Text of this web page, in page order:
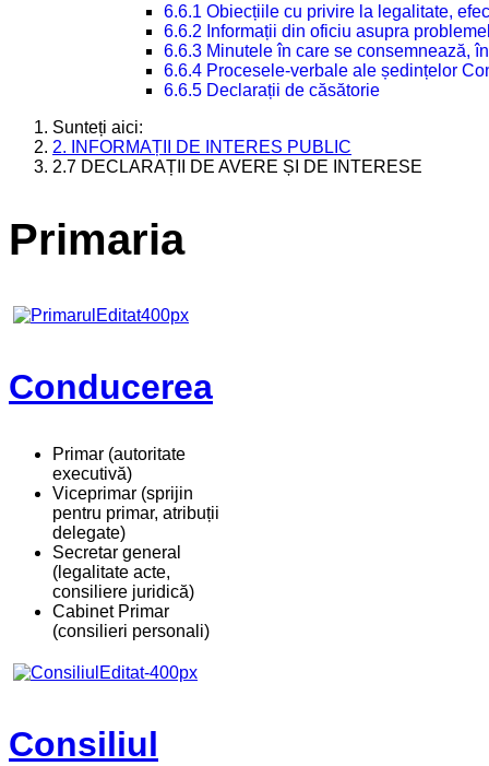
6.6.1 Obiecțiile cu privire la legalitate,
6.6.2 Informații din oficiu asupra
6.6.3 Minutele în care se consemnează,
6.6.4 Procesele-verbale ale ședințelor
6.6.5 Declarații de căsătorie
Sunteți aici:
2. INFORMAȚII DE INTERES PUBLIC
2.7 DECLARAȚII DE AVERE ȘI DE INTERESE
Primaria
Conducerea
Primar (autoritate
executivă)
Viceprimar (sprijin
pentru primar, atribuții
delegate)
Secretar general
(legalitate acte,
consiliere juridică)
Cabinet Primar
(consilieri personali)
Consiliul